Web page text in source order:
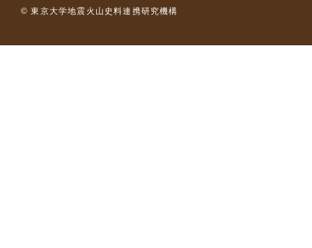
© 東京大学地震火山史料連携研究機構